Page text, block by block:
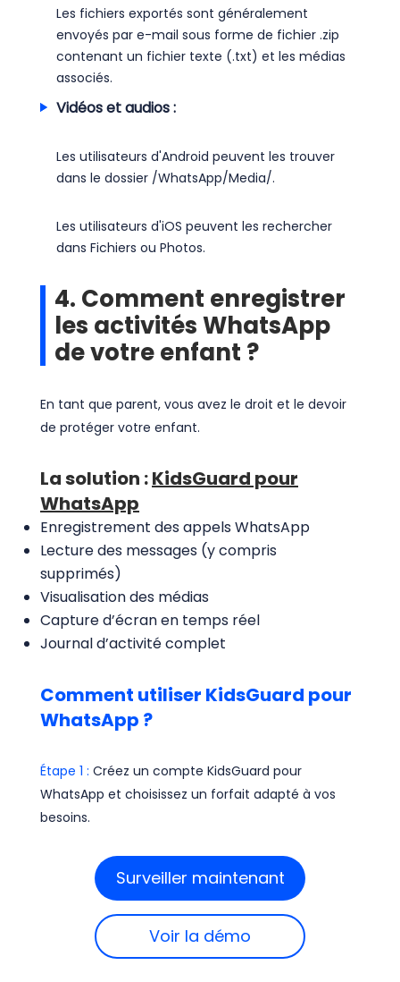
Les fichiers exportés sont généralement
envoyés par e-mail sous forme de fichier .zip
contenant un fichier texte (.txt) et les médias
associés.
Vidéos et audios :
Les utilisateurs d'Android peuvent les trouver
dans le dossier /WhatsApp/Media/.
Les utilisateurs d'iOS peuvent les rechercher
dans Fichiers ou Photos.
4. Comment enregistrer
les activités WhatsApp
de votre enfant ?
En tant que parent, vous avez le droit et le devoir
de protéger votre enfant.
La solution :KidsGuard pour
WhatsApp
Enregistrement des appels WhatsApp
Lecture des messages (y compris
supprimés)
Visualisation des médias
Capture d’écran en temps réel
Journal d’activité complet
Comment utiliser KidsGuard pour
WhatsApp ?
Étape 1 : Créez un compte KidsGuard pour
WhatsApp et choisissez un forfait adapté à vos
besoins.
Surveiller maintenant
Voir la démo